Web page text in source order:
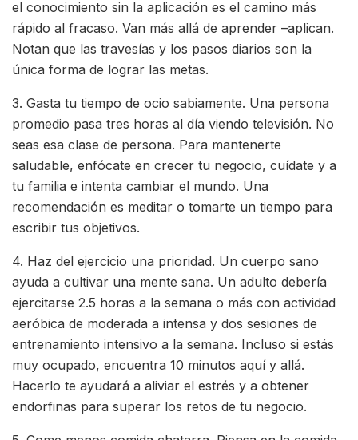
el conocimiento sin la aplicación es el camino más
rápido al fracaso. Van más allá de aprender –aplican.
Notan que las travesías y los pasos diarios son la
única forma de lograr las metas.
3. Gasta tu tiempo de ocio sabiamente. Una persona
promedio pasa tres horas al día viendo televisión. No
seas esa clase de persona. Para mantenerte
saludable, enfócate en crecer tu negocio, cuídate y a
tu familia e intenta cambiar el mundo. Una
recomendación es meditar o tomarte un tiempo para
escribir tus objetivos.
4. Haz del ejercicio una prioridad. Un cuerpo sano
ayuda a cultivar una mente sana. Un adulto debería
ejercitarse 2.5 horas a la semana o más con actividad
aeróbica de moderada a intensa y dos sesiones de
entrenamiento intensivo a la semana. Incluso si estás
muy ocupado, encuentra 10 minutos aquí y allá.
Hacerlo te ayudará a aliviar el estrés y a obtener
endorfinas para superar los retos de tu negocio.